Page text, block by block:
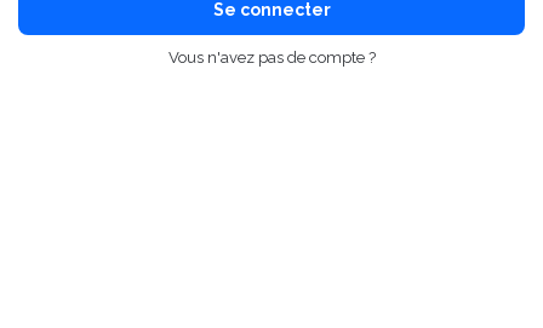
Se connecter
Vous n'avez pas de compte ?